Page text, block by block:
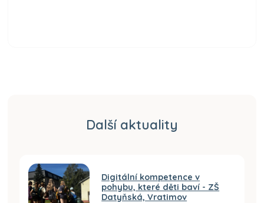
Další aktuality
Digitální kompetence v
pohybu, které děti baví - ZŠ
Datyňská, Vratimov